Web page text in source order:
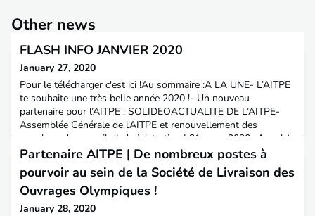
Other news
FLASH INFO JANVIER 2020
January 27, 2020
Pour le télécharger c'est ici !Au sommaire :A LA UNE- L’AITPE
te souhaite une très belle année 2020 !- Un nouveau
partenaire pour l’AITPE : SOLIDEOACTUALITE DE L’AITPE-
Assemblée Générale de l’AITPE et renouvellement des
membres du conseil d’administration | 31 mars 2020- Appel à
cotisation 2020- Merci aux partenaires qui nous ont fait
confiance pour leurs recrutements en 2019 !- Faits marquants
Partenaire AITPE | De nombreux postes à
pourvoir au sein de la Société de Livraison des
Ouvrages Olympiques !
January 28, 2020